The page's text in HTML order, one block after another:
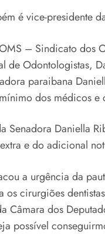
é vice-presidente
– Sindicato dos
de Odontologistas,
paraibana
dos médicos e
Senadora Daniella
e do adicional
a urgência da
os cirurgiões
Câmara dos
possível